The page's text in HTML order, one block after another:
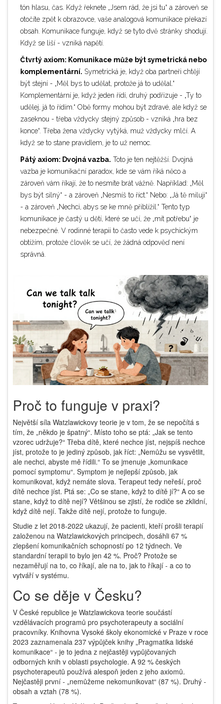
tón hlasu, čas. Když řeknete „Jsem rád, že jsi tu“ a zároveň se
otočíte zpět k obrazovce, vaše analogová komunikace překazí
obsah. Komunikace funguje, když se tyto dvě stránky shodují.
Když se liší - vzniká napětí.
Čtvrtý axiom: Komunikace může být symetrická nebo
komplementární. Symetrická je, když oba partneři chtějí
být stejní - „Měl bys to udělat, protože já to udělal.“
Komplementární je, když jeden řídí, druhý podřizuje - „Ty to
udělej, já to řídím.“ Obě formy mohou být zdravé, ale když se
zaseknou - třeba vždycky stejný způsob - vzniká „hra bez
konce“. Třeba žena vždycky vytýká, muž vždycky mlčí. A
když se to stane pravidlem, je to už nemoc.
Pátý axiom: Dvojná vazba. Toto je ten nejtěžší. Dvojná
vazba je komunikační paradox, kde se vám říká něco a
zároveň vám říkají, že to nesmíte brát vážně. Například: „Měl
bys být silný“ - a zároveň „Nesmíš to říct.“ Nebo: „Já tě miluji“
- a zároveň „Nechci, abys se ke mně přiblížil.“ Tento typ
komunikace je častý u dětí, které se učí, že „mít potřebu“ je
nebezpečné. V rodinné terapii to často vede k psychickým
obtížím, protože člověk se učí, že žádná odpověď není
správná.
Proč to funguje v praxi?
Největší síla Watzlawickovy teorie je v tom, že se nepočítá s
tím, že „někdo je špatný“. Místo toho se ptá: „Jak se tento
vzorec udržuje?“ Třeba dítě, které nechce jíst, nejspíš nechce
jíst, protože to je jediný způsob, jak říct: „Nemůžu se vysvětlit,
ale nechci, abyste mě řídili.“ To se jmenuje „komunikace
pomocí symptomu“. Symptom je nejlepší způsob, jak
komunikovat, když nemáte slova. Terapeut tedy neřeší, proč
dítě nechce jíst. Ptá se: „Co se stane, když to dítě jí?“ A co se
stane, když to dítě nejí? Většinou se zjistí, že rodiče se zklidní,
když dítě nejí. Takže dítě nejí, protože to funguje.
Studie z let 2018-2022 ukazují, že pacienti, kteří prošli terapií
založenou na Watzlawickových principech, dosáhli 67 %
zlepšení komunikačních schopností po 12 týdnech. Ve
standardní terapii to bylo jen 42 %. Proč? Protože se
nezaměřují na to, co říkají, ale na to, jak to říkají - a co to
vytváří v systému.
Co se děje v Česku?
V České republice je Watzlawickova teorie součástí
vzdělávacích programů pro psychoterapeuty a sociální
pracovníky. Knihovna Vysoké školy ekonomické v Praze v roce
2023 zaznamenala 237 výpůjček knihy „Pragmatika lidské
komunikace“ - je to jedna z nejčastěji vypůjčovaných
odborných knih v oblasti psychologie. A 92 % českých
psychoterapeutů používá alespoň jeden z jeho axiomů.
Nejčastěji první - „nemůžeme nekomunikovat“ (87 %). Druhý -
obsah a vztah (78 %).